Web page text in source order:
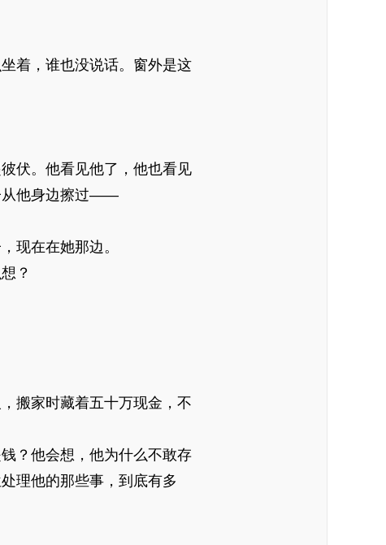
着，谁也没说话。窗外是这
伏。他看见他了，他也看见
从他身边擦过——
现在在她那边。
？
搬家时藏着五十万现金，不
？他会想，他为什么不敢存
理他的那些事，到底有多